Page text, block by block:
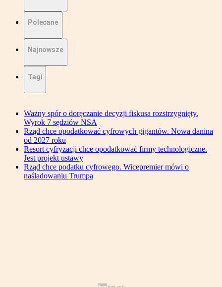
Polecane
Najnowsze
Tagi
Ważny spór o doręczanie decyzji fiskusa rozstrzygnięty.
Wyrok 7 sędziów NSA
Rząd chce opodatkować cyfrowych gigantów. Nowa danina
od 2027 roku
Resort cyfryzacji chce opodatkować firmy technologiczne.
Jest projekt ustawy
Rząd chce podatku cyfrowego. Wicepremier mówi o
naśladowaniu Trumpa